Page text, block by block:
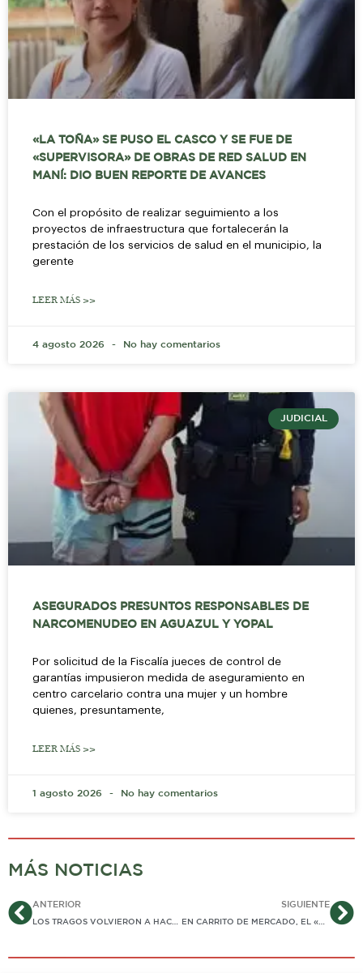
«LA TOÑA» SE PUSO EL CASCO Y SE FUE DE
«SUPERVISORA» DE OBRAS DE RED SALUD EN
MANÍ: DIO BUEN REPORTE DE AVANCES
Con el propósito de realizar seguimiento a los
proyectos de infraestructura que fortalecerán la
prestación de los servicios de salud en el municipio, la
gerente
LEER MÁS >>
4 agosto 2026 No hay comentarios
JUDICIAL
ASEGURADOS PRESUNTOS RESPONSABLES DE
NARCOMENUDEO EN AGUAZUL Y YOPAL
Por solicitud de la Fiscalía jueces de control de
garantías impusieron medida de aseguramiento en
centro carcelario contra una mujer y un hombre
quienes, presuntamente,
LEER MÁS >>
1 agosto 2026 No hay comentarios
MÁS NOTICIAS
AntANTERIOR
LOS TRAGOS VOLVIERON A HACER «DE LAS SUYAS»: CONDUCTOR EMBRIAGADO OCASIONA NEUVO ACCIDENTE EN CALLES DE YOPAL
SIGUIENTE
EN CARRITO DE MERCADO, EL «GRINGO» SOSPECHOSO DE DAR MUERTE A LA DJ VALENTINA, HABRÍA SACADO SU CUERPO PARA ARROJARLO A BASURERO